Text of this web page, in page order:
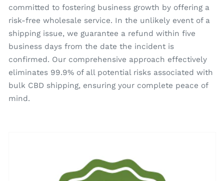
committed to fostering business growth by offering a
risk-free wholesale service. In the unlikely event of a
shipping issue, we guarantee a refund within five
business days from the date the incident is
confirmed. Our comprehensive approach effectively
eliminates 99.9% of all potential risks associated with
bulk CBD shipping, ensuring your complete peace of
mind.